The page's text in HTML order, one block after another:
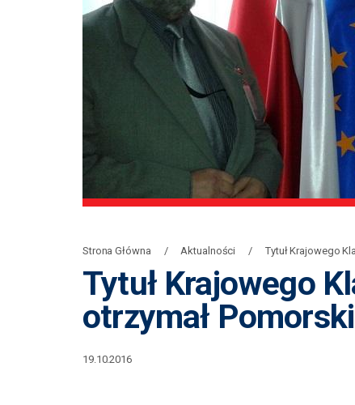
Strona Główna Aktualności Tytuł Krajowego
Tytuł Krajowego
otrzymał
19.10.2016